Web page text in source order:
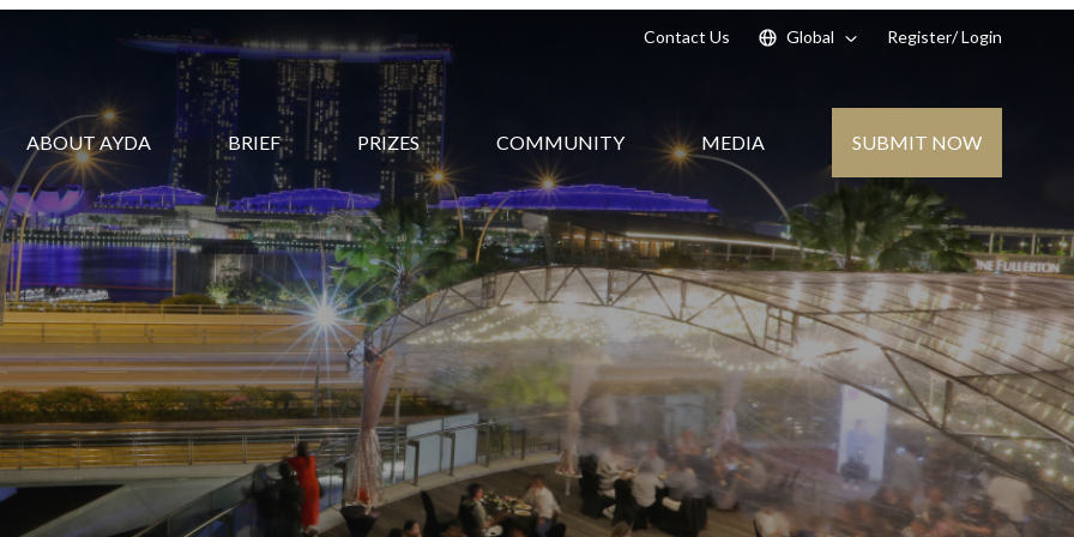
Contact Us Global Register/ Login
ABOUT AYDA BRIEF PRIZES COMMUNITY MEDIA SUBMIT NOW